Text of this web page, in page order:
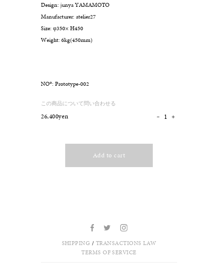
Design: junya YAMAMOTO
Manufacturer: atelier27
Size: φ350× H450
Weight: 6kg(450mm)
NOo: Prototype-002
この商品について問い合わせる
26,400yen
Add to cart
SHIPPING / TRANSACTIONS LAW
TERMS OF SERVICE